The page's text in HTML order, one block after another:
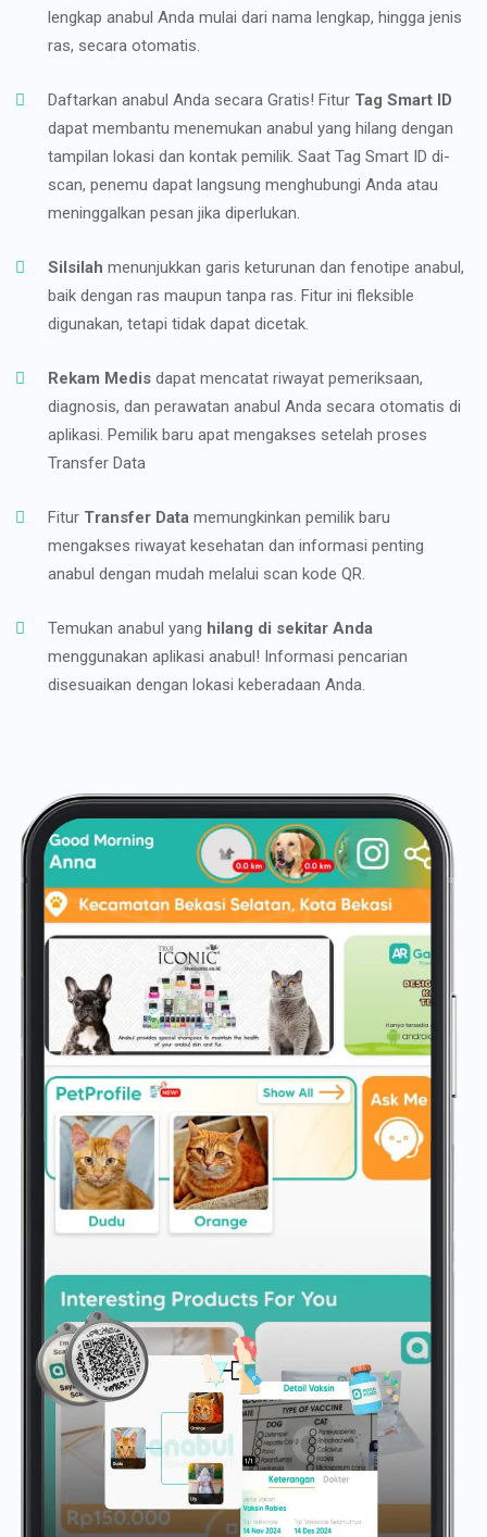
lengkap anabul Anda mulai dari nama lengkap, hingga jenis
ras, secara otomatis.
Daftarkan anabul Anda secara Gratis! Fitur Tag Smart ID
dapat membantu menemukan anabul yang hilang dengan
tampilan lokasi dan kontak pemilik. Saat Tag Smart ID di-
scan, penemu dapat langsung menghubungi Anda atau
meninggalkan pesan jika diperlukan.
Silsilah menunjukkan garis keturunan dan fenotipe anabul,
baik dengan ras maupun tanpa ras. Fitur ini fleksible
digunakan, tetapi tidak dapat dicetak.
Rekam Medis dapat mencatat riwayat pemeriksaan,
diagnosis, dan perawatan anabul Anda secara otomatis di
aplikasi. Pemilik baru apat mengakses setelah proses
Transfer Data
Fitur Transfer Data memungkinkan pemilik baru
mengakses riwayat kesehatan dan informasi penting
anabul dengan mudah melalui scan kode QR.
Temukan anabul yang hilang di sekitar Anda
menggunakan aplikasi anabul! Informasi pencarian
disesuaikan dengan lokasi keberadaan Anda.